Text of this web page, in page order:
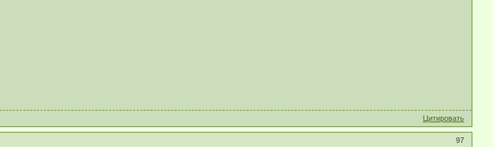
Цитировать
97